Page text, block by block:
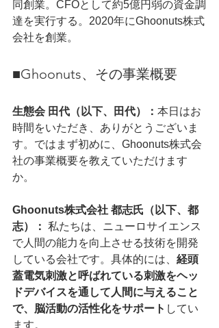
同創業。CFOとして約5億円弱の資金調
達を実行する。2020年にGhoonuts株式
会社を創業。
■Ghoonuts、その事業概要
生態会 田代（以下、田代）： 本日はお
時間をいただき、ありがとうございま
す。ではまず初めに、Ghoonuts株式会
社の事業概要を教えていただけます
か。
Ghoonuts株式会社 都志氏（以下、都
志）： 私たちは、ニューロサイエンス
で人間の能力を向上させる技術を開発
している会社です。具体的には、 経頭
蓋電気刺激と呼ばれている刺激をヘッ
ドデバイスを通して人間に与えること
で、脳活動の活性化をサポート してい
ます。